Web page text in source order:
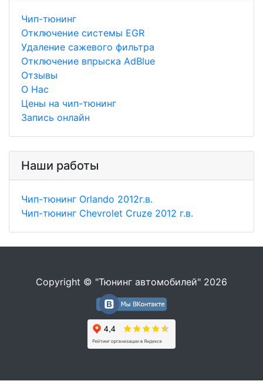
Чип-тюнинг
Отключение системы EGR
Удаление сажевого фильтра
Отключение впрыска AdBlue
Отзывы
О Нас
Цены на чип-тюнинг
Запись онлайн
Наши работы
Чип-тюнинг Orlando 2012г.в.
Чип-тюнинг Chevrolet Cruze 2012 г.в.
Copyright © "Тюнинг автомобилей" 2026